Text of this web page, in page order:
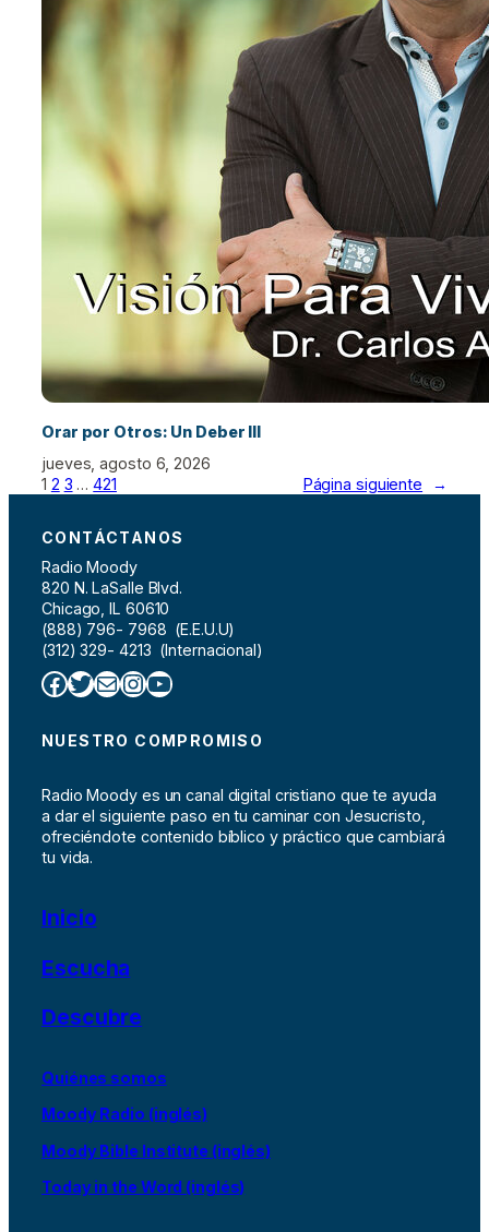
Orar por Otros: Un Deber III
jueves, agosto 6, 2026
1 2 3 … 421 Página siguiente →
CONTÁCTANOS
Radio Moody
820 N. LaSalle Blvd.
Chicago, IL 60610
(888) 796- 7968 (E.E.U.U)
(312) 329- 4213 (Internacional)
Facebook Twitter Correo electrónico InstagramYouTube
NUESTRO COMPROMISO
Radio Moody es un canal digital cristiano que te ayuda
a dar el siguiente paso en tu caminar con Jesucristo,
ofreciéndote contenido bíblico y práctico que cambiará
tu vida.
Inicio
Escucha
Descubre
Quiénes somos
Moody Radio (inglés)
Moody Bible Institute (inglés)
Today in the Word (inglés)